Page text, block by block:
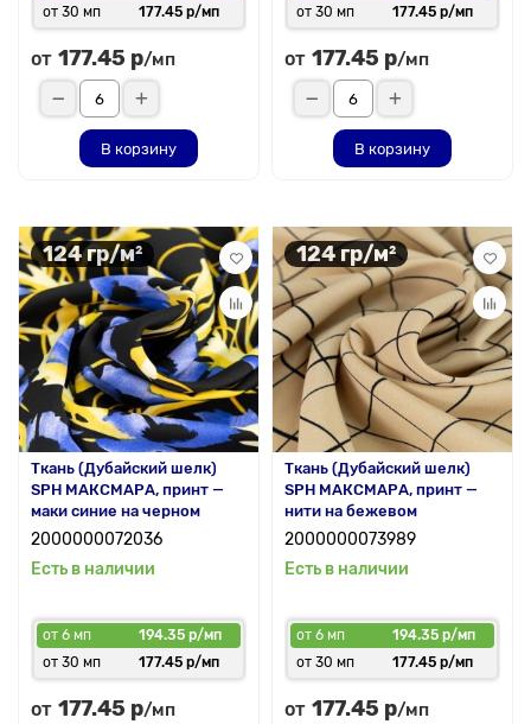
от 30 мп
177.45 р/мп
от 177.45 р/мп
В корзину
от 30 мп
177.45 р/мп
от 177.45 р/мп
В корзину
124 гр/м²
Ткань (Дубайский шелк)
SPH МАКСМАРА, принт —
маки синие на черном
2000000072036
Есть в наличии
от 6 мп
194.35 р/мп
от 30 мп
177.45 р/мп
от 177.45 р/мп
124 гр/м²
Ткань (Дубайский шелк)
SPH МАКСМАРА, принт —
нити на бежевом
2000000073989
Есть в наличии
от 6 мп
194.35 р/мп
от 30 мп
177.45 р/мп
от 177.45 р/мп